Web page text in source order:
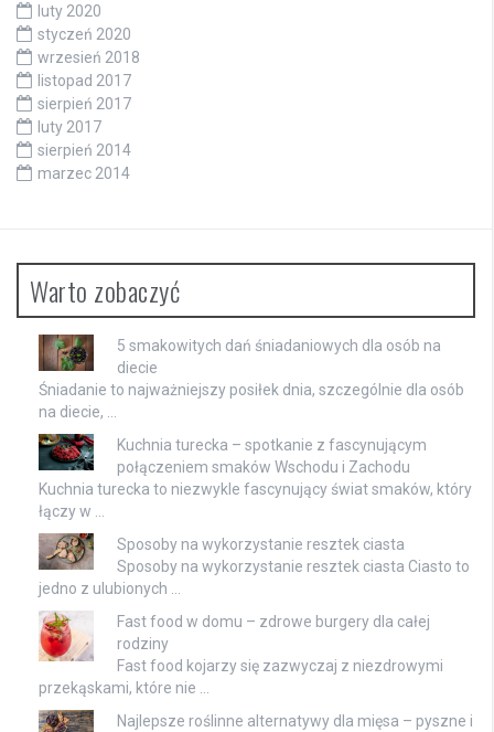
luty 2020
styczeń 2020
wrzesień 2018
listopad 2017
sierpień 2017
luty 2017
sierpień 2014
marzec 2014
Warto zobaczyć
5 smakowitych dań śniadaniowych dla osób na
diecie
Śniadanie to najważniejszy posiłek dnia, szczególnie dla osób
na diecie, …
Kuchnia turecka – spotkanie z fascynującym
połączeniem smaków Wschodu i Zachodu
Kuchnia turecka to niezwykle fascynujący świat smaków, który
łączy w …
Sposoby na wykorzystanie resztek ciasta
Sposoby na wykorzystanie resztek ciasta Ciasto to
jedno z ulubionych …
Fast food w domu – zdrowe burgery dla całej
rodziny
Fast food kojarzy się zazwyczaj z niezdrowymi
przekąskami, które nie …
Najlepsze roślinne alternatywy dla mięsa – pyszne i